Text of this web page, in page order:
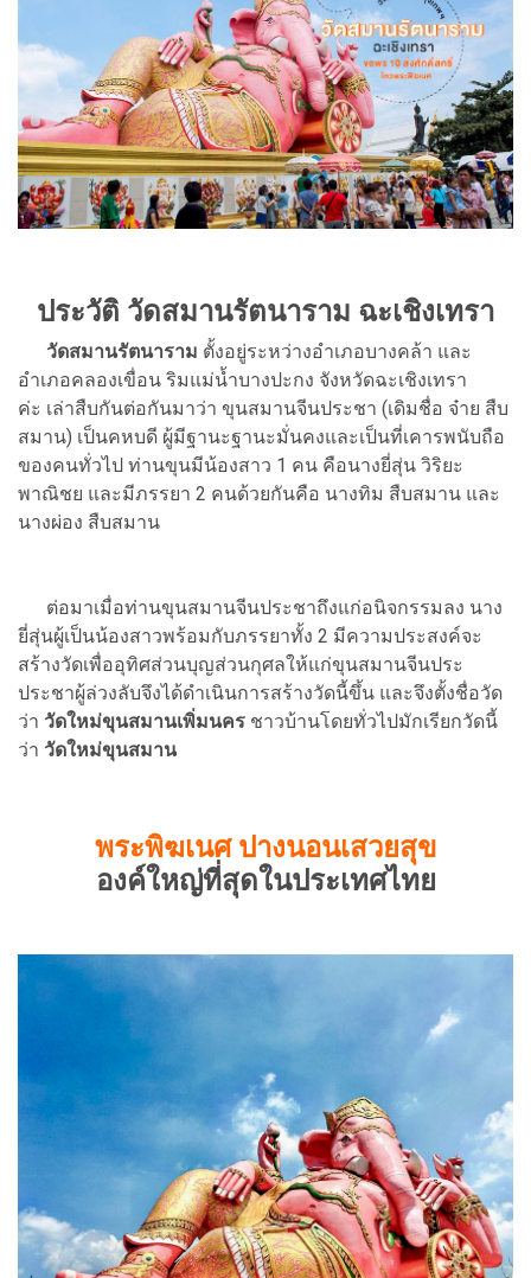
ประวัติ วัดสมานรัตนาราม ฉะเชิงเทรา
วัดสมานรัตนาราม ตั้งอยู่ระหว่างอำเภอบางคล้า และ
อำเภอคลองเขื่อน ริมแม่น้ำบางปะกง จังหวัดฉะเชิงเทรา
ค่ะ เล่าสืบกันต่อกันมาว่า ขุนสมานจีนประชา (เดิมชื่อ จ๋าย สืบ
สมาน) เป็นคหบดี ผู้มีฐานะฐานะมั่นคงและเป็นที่เคารพนับถือ
ของคนทั่วไป ท่านขุนมีน้องสาว 1 คน คือนางยี่สุ่น วิริยะ
พาณิชย และมีภรรยา 2 คนด้วยกันคือ นางทิม สืบสมาน และ
นางผ่อง สืบสมาน
ต่อมาเมื่อท่านขุนสมานจีนประชาถึงแก่อนิจกรรมลง นาง
ยี่สุ่นผู้เป็นน้องสาวพร้อมกับภรรยาทั้ง 2 มีความประสงค์จะ
สร้างวัดเพื่ออุทิศส่วนบุญส่วนกุศลให้แก่ขุนสมานจีนประ
ประชาผู้ล่วงลับจึงได้ดำเนินการสร้างวัดนี้ขึ้น และจึงตั้งชื่อวัด
ว่า วัดใหม่ขุนสมานเพิ่มนคร ชาวบ้านโดยทั่วไปมักเรียกวัดนี้
ว่า วัดใหม่ขุนสมาน
พระพิฆเนศ ปางนอนเสวยสุข
องค์ใหญ่ที่สุดในประเทศไทย